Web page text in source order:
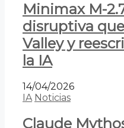
Minimax M-
disruptiva
Valley y
la IA
14/04/2026
IA Noticias
Claude